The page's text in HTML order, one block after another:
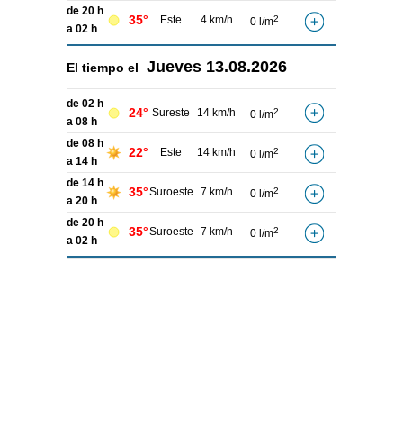
de 20 h
a 02 h
35° Este 4 km/h 0 l/m2
El tiempo el Jueves 13.08.2026
de 02 h
a 08 h
24° Sureste 14 km/h 0 l/m2
de 08 h
a 14 h
22° Este 14 km/h 0 l/m2
de 14 h
a 20 h
35°Suroeste 7 km/h 0 l/m2
de 20 h
a 02 h
35°Suroeste 7 km/h 0 l/m2